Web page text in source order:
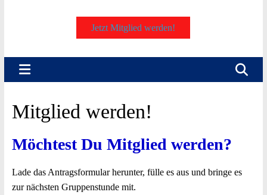
Jetzt Mitglied werden!
Mitglied werden!
Möchtest Du Mitglied werden?
Lade das Antragsformular herunter, fülle es aus und bringe es
zur nächsten Gruppenstunde mit.